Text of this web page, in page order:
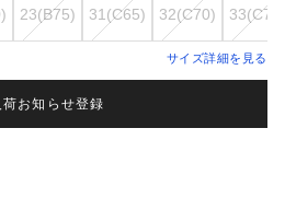
23(B75) 31(C65) 32(C70) 33(C75)
サイズ詳細を見る
荷お知らせ登録